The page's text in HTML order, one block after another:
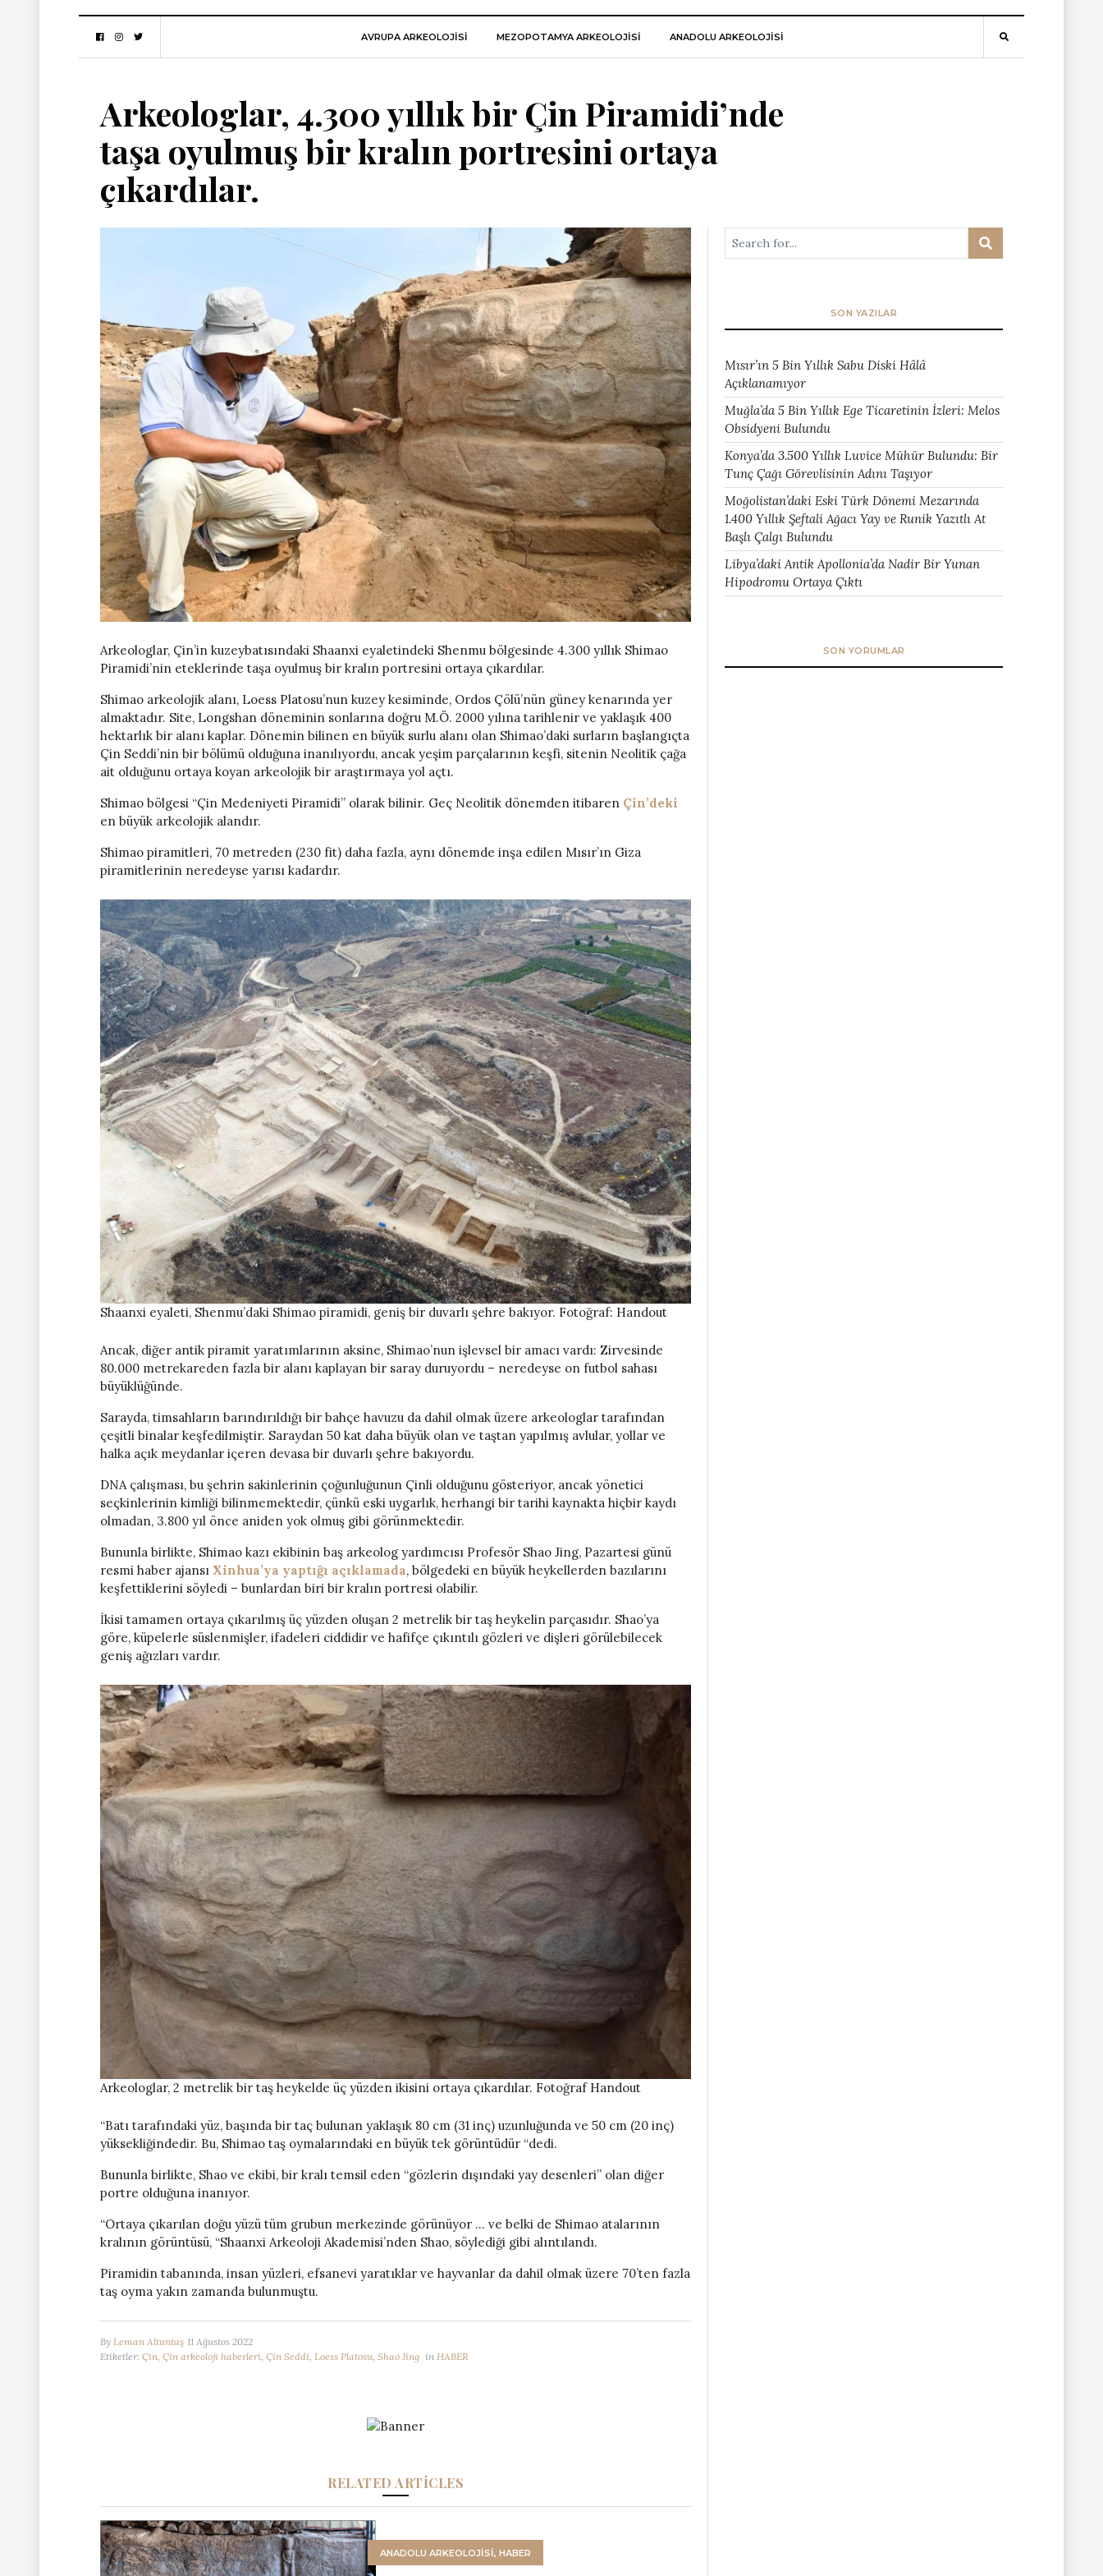
AVRUPA ARKEOLOJISI MEZOPOTAMYA ARKEOLOJISI ANADOLU ARKEOLOJİSİ
Arkeologlar, 4.300 yıllık bir Çin Piramidi’nde
taşa oyulmuş bir kralın portresini ortaya
çıkardılar.
Arkeologlar, Çin’in kuzeybatısındaki Shaanxi eyaletindeki Shenmu bölgesinde 4.300 yıllık Shimao
Piramidi’nin eteklerinde taşa oyulmuş bir kralın portresini ortaya çıkardılar.
Shimao arkeolojik alanı, Loess Platosu’nun kuzey kesiminde, Ordos Çölü’nün güney kenarında yer
almaktadır. Site, Longshan döneminin sonlarına doğru M.Ö. 2000 yılına tarihlenir ve yaklaşık 400
hektarlık bir alanı kaplar. Dönemin bilinen en büyük surlu alanı olan Shimao’daki surların başlangıçta
Çin Seddi’nin bir bölümü olduğuna inanılıyordu, ancak yeşim parçalarının keşfi, sitenin Neolitik çağa
ait olduğunu ortaya koyan arkeolojik bir araştırmaya yol açtı.
Shimao bölgesi “Çin Medeniyeti Piramidi” olarak bilinir. Geç Neolitik dönemden itibaren Çin’deki
en büyük arkeolojik alandır.
Shimao piramitleri, 70 metreden (230 fit) daha fazla, aynı dönemde inşa edilen Mısır’ın Giza
piramitlerinin neredeyse yarısı kadardır.
Shaanxi eyaleti, Shenmu’daki Shimao piramidi, geniş bir duvarlı şehre bakıyor. Fotoğraf: Handout
Ancak, diğer antik piramit yaratımlarının aksine, Shimao’nun işlevsel bir amacı vardı: Zirvesinde
80.000 metrekareden fazla bir alanı kaplayan bir saray duruyordu – neredeyse on futbol sahası
büyüklüğünde.
Sarayda, timsahların barındırıldığı bir bahçe havuzu da dahil olmak üzere arkeologlar tarafından
çeşitli binalar keşfedilmiştir. Saraydan 50 kat daha büyük olan ve taştan yapılmış avlular, yollar ve
halka açık meydanlar içeren devasa bir duvarlı şehre bakıyordu.
DNA çalışması, bu şehrin sakinlerinin çoğunluğunun Çinli olduğunu gösteriyor, ancak yönetici
seçkinlerinin kimliği bilinmemektedir, çünkü eski uygarlık, herhangi bir tarihi kaynakta hiçbir kaydı
olmadan, 3.800 yıl önce aniden yok olmuş gibi görünmektedir.
Bununla birlikte, Shimao kazı ekibinin baş arkeolog yardımcısı Profesör Shao Jing, Pazartesi günü
resmi haber ajansı Xinhua’ya yaptığı açıklamada, bölgedeki en büyük heykellerden bazılarını
keşfettiklerini söyledi – bunlardan biri bir kralın portresi olabilir.
İkisi tamamen ortaya çıkarılmış üç yüzden oluşan 2 metrelik bir taş heykelin parçasıdır. Shao’ya
göre, küpelerle süslenmişler, ifadeleri ciddidir ve hafifçe çıkıntılı gözleri ve dişleri görülebilecek
geniş ağızları vardır.
Arkeologlar, 2 metrelik bir taş heykelde üç yüzden ikisini ortaya çıkardılar. Fotoğraf Handout
“Batı tarafındaki yüz, başında bir taç bulunan yaklaşık 80 cm (31 inç) uzunluğunda ve 50 cm (20 inç)
yüksekliğindedir. Bu, Shimao taş oymalarındaki en büyük tek görüntüdür “dedi.
Bununla birlikte, Shao ve ekibi, bir kralı temsil eden “gözlerin dışındaki yay desenleri” olan diğer
portre olduğuna inanıyor.
“Ortaya çıkarılan doğu yüzü tüm grubun merkezinde görünüyor … ve belki de Shimao atalarının
kralının görüntüsü, “Shaanxi Arkeoloji Akademisi’nden Shao, söylediği gibi alıntılandı.
Piramidin tabanında, insan yüzleri, efsanevi yaratıklar ve hayvanlar da dahil olmak üzere 70’ten fazla
taş oyma yakın zamanda bulunmuştu.
By Leman Altuntaş 11 Ağustos 2022
Etiketler: Çin Çin arkeoloji haberleri Çin Seddi Loess Platosu Shao Jing in HABER
RELATED ARTICLES
ANADOLU ARKEOLOJİSİ, HABER
SON YAZILAR
Mısır’ın 5 Bin Yıllık Sabu Diski Hâlâ
Açıklanamıyor
Muğla’da 5 Bin Yıllık Ege Ticaretinin İzleri: Melos
Obsidyeni Bulundu
Konya’da 3.500 Yıllık Luvice Mühür Bulundu: Bir
Tunç Çağı Görevlisinin Adını Taşıyor
Moğolistan’daki Eski Türk Dönemi Mezarında
1.400 Yıllık Şeftali Ağacı Yay ve Runik Yazıtlı At
Başlı Çalgı Bulundu
Libya’daki Antik Apollonia’da Nadir Bir Yunan
Hipodromu Ortaya Çıktı
SON YORUMLAR